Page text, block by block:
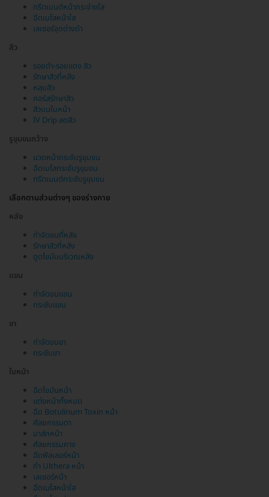
ทรีตเมนต์หน้ากระจ่างใส
ฉีดเมโสหน้าใส
เลเซอร์จุดด่างดำ
สิว
รอยดำ-รอยแดง สิว
รักษาสิวที่หลัง
หลุมสิว
คอร์สรักษาสิว
สิวบนใบหน้า
IV Drip ลดสิว
รูขุมขนกว้าง
นวดหน้ากระชับรูขุมขน
ฉีดเมโสกระชับรูขุมขน
ทรีตเมนต์กระชับรูขุมขน
เลือกตามส่วนต่างๆ ของร่างกาย
หลัง
กำจัดขนที่หลัง
รักษาสิวที่หลัง
ดูดไขมันบริเวณหลัง
แขน
กำจัดขนแขน
กระชับแขน
ขา
กำจัดขนขา
กระชับขา
ใบหน้า
ฉีดไขมันหน้า
แต่งหน้าทั้งหมด
ฉีด Botulinum Toxin หน้า
ศัลยกรรมตา
มาส์กหน้า
ศัลยกรรมคาง
ฉีดฟิลเลอร์หน้า
ทำ Ulthera หน้า
เลเซอร์หน้า
ฉีดเมโสหน้าใส